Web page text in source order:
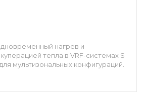
нагрев и
тепла в VRF-системах S
мультизональных конфигураций.